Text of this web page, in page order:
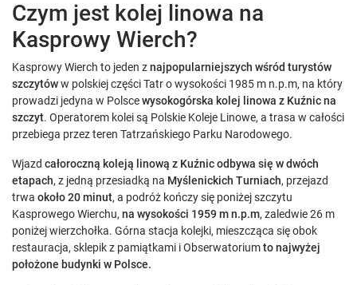
Czym jest kolej linowa na
Kasprowy Wierch?
Kasprowy Wierch to jeden znajpopularniejszych wśród turystów
szczytóww polskiej części Tatr o wysokości 1985 m n.p.m, na który
prowadzi jedyna w Polscewysokogórska kolej linowa z Kuźnic na
szczyt. Operatorem kolei są Polskie Koleje Linowe, a trasa w całości
przebiega przez teren Tatrzańskiego Parku Narodowego.
Wjazd całoroczną koleją linową z Kuźnicodbywa się w dwóch
etapach, z jedną przesiadką na Myślenickich Turniach, przejazd
trwa około 20 minut, a podróż kończy się poniżej szczytu
Kasprowego Wierchu, na wysokości 1959 m n.p.m, zaledwie 26 m
poniżej wierzchołka. Górna stacja kolejki, mieszcząca się obok
restauracja, sklepik z pamiątkami i Obserwatoriumto najwyżej
położone budynki w Polsce.